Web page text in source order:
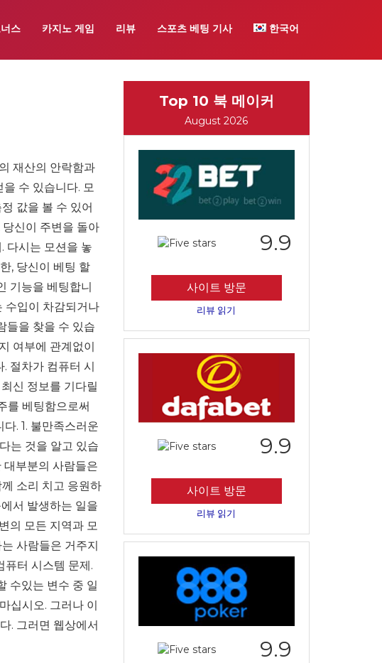
스 카지노 게임 리뷰 스포츠 베팅 기사 한국어
재산의 안락함과
수 있습니다. 모
값을 볼 수 있어
신이 주변을 돌아
다시는 모션을 놓
, 당신이 베팅 할
기능을 베팅합니
수입이 차감되거나
들을 찾을 수 있습
여부에 관계없이
절차가 컴퓨터 시
신 정보를 기다릴
를 베팅함으로써
. 1. 불만족스러운
는 것을 알고 있습
대부분의 사람들은
소리 치고 응원하
서 발생하는 일을
의 모든 지역과 모
사람들은 거주지
퓨터 시스템 문제.
수있는 변수 중 일
십시오. 그러나 이
. 그러면 웹상에서
Top 10 북 메이커
August 2026
9.9
사이트 방문
리뷰 읽기
9.9
사이트 방문
리뷰 읽기
9.9